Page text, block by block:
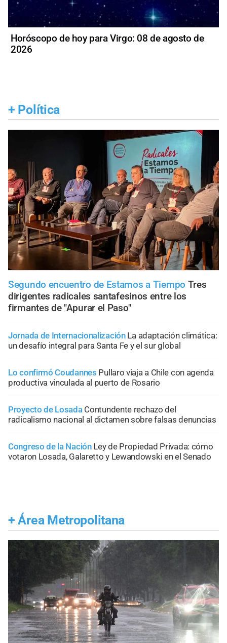
Horóscopo de hoy para Virgo: 08 de agosto de
2026
+ Política
Segundo encuentro de Estamos a Tiempo Tres
dirigentes radicales santafesinos entre los
firmantes de "Apurar el Paso"
Jornada de Internacionalización La adaptación climática:
un desafío integral para Santa Fe y el sur global
Lo confirmó Coudannes Pullaro viaja a Chile con agenda
productiva vinculada al puerto de Rosario
Proyecto de Losada Contundente rechazo del
radicalismo nacional al dictamen sobre falsas denuncias
Congreso de la Nación Ley de Propiedad Privada: cómo
votaron Losada, Galaretto y Lewandowski en el Senado
+ Área Metropolitana